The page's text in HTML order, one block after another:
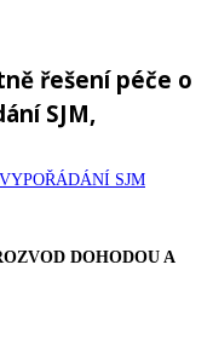
řešení péče o
SJM,
SJM
DOHODOU A